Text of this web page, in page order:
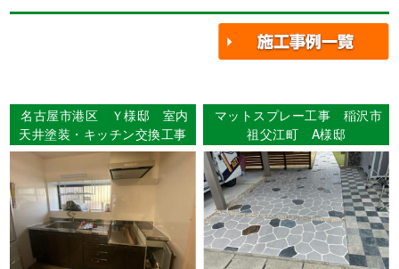
名古屋市港区 Ｙ様邸 室内
天井塗装・キッチン交換工事
マットスプレー工事 稲沢市
祖父江町 A様邸